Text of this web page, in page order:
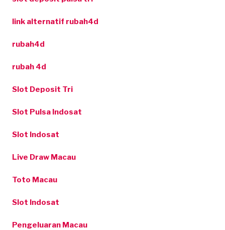
link alternatif rubah4d
rubah4d
rubah 4d
Slot Deposit Tri
Slot Pulsa Indosat
Slot Indosat
Live Draw Macau
Toto Macau
Slot Indosat
Pengeluaran Macau